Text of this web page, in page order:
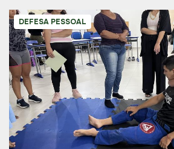
DEFESA PESSOAL